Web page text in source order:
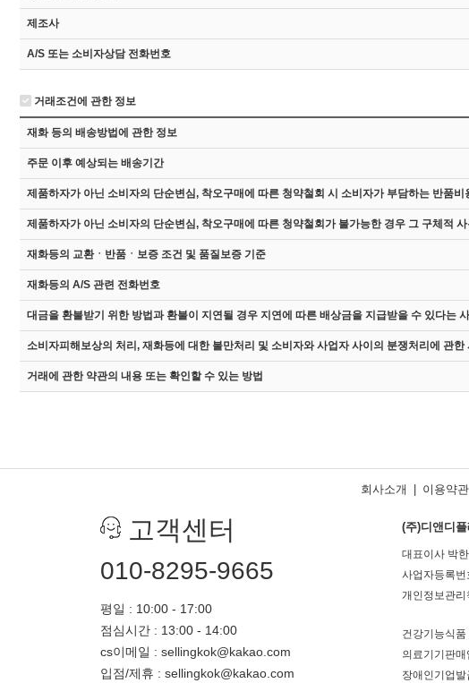
제조사
A/S 또는 소비자상담 전화번호
거래조건에 관한 정보
재화 등의 배송방법에 관한 정보
주문 이후 예상되는 배송기간
제품하자가 아닌 소비자의 단순변심, 착오구매에 따른 청약철회 시 소비자가 부담하는 반품비
제품하자가 아닌 소비자의 단순변심, 착오구매에 따른 청약철회가 불가능한 경우 그 구체적 사
재화등의 교환ㆍ반품ㆍ보증 조건 및 품질보증 기준
재화등의 A/S 관련 전화번호
대금을 환불받기 위한 방법과 환불이 지연될 경우 지연에 따른 배상금을 지급받을 수 있다는
소비자피해보상의 처리, 재화등에 대한 불만처리 및 소비자와 사업자 사이의 분쟁처리에 관한
거래에 관한 약관의 내용 또는 확인할 수 있는 방법
회사소개 이용약관
고객센터
010-8295-9665
평일 : 10:00 - 17:00
점심시간 : 13:00 - 14:00
cs이메일 : sellingkok@kakao.com
입점/제휴 : sellingkok@kakao.com
(주)디앤디플
대표이사 박
사업자등록
개인정보관
건강기능식
의료기기판
장애인기업